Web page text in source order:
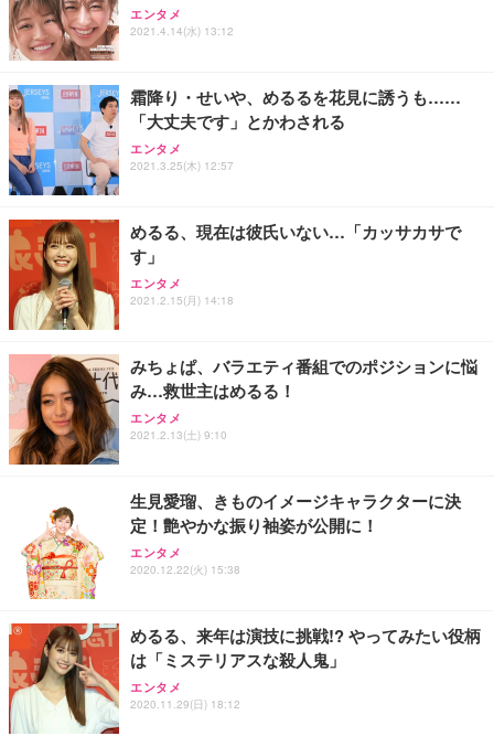
エンタメ
2021.4.14(水) 13:12
霜降り・せいや、めるるを花見に誘うも……
「大丈夫です」とかわされる
エンタメ
2021.3.25(木) 12:57
めるる、現在は彼氏いない…「カッサカサで
す」
エンタメ
2021.2.15(月) 14:18
みちょぱ、バラエティ番組でのポジションに悩
み…救世主はめるる！
エンタメ
2021.2.13(土) 9:10
生見愛瑠、きものイメージキャラクターに決
定！艶やかな振り袖姿が公開に！
エンタメ
2020.12.22(火) 15:38
めるる、来年は演技に挑戦!? やってみたい役柄
は「ミステリアスな殺人鬼」
エンタメ
2020.11.29(日) 18:12